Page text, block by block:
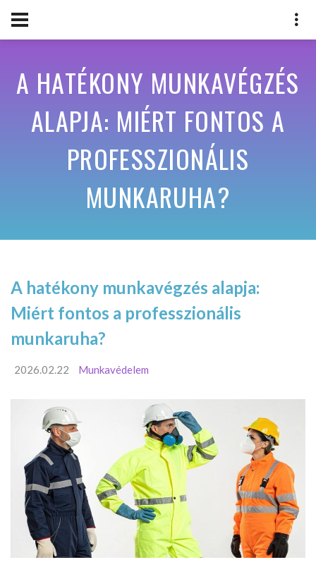
A HATÉKONY MUNKAVÉGZÉS
ALAPJA: MIÉRT FONTOS A
PROFESSZIONÁLIS
MUNKARUHA?
A hatékony munkavégzés alapja:
Miért fontos a professzionális
munkaruha?
2026.02.22 Munkavédelem